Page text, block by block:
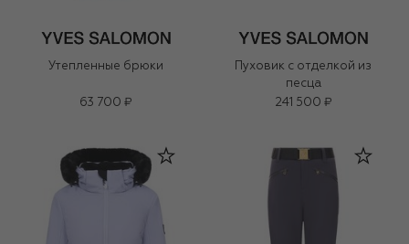
Утепленные брюки
63 700 ₽
Пуховик с отделкой из
песца
241 500 ₽